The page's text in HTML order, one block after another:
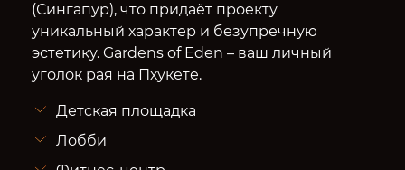
(Сингапур), что придаёт проекту
уникальный характер и безупречную
эстетику. Gardens of Eden – ваш личный
уголок рая на Пхукете.
Детская площадка
Лобби